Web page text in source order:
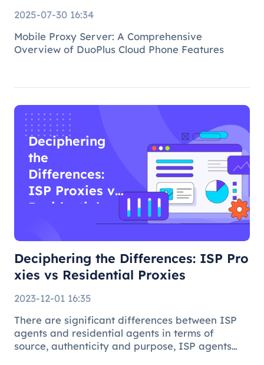
2025-07-30 16:34
Mobile Proxy Server: A Comprehensive
Overview of DuoPlus Cloud Phone Features
Deciphering
the
Differences:
ISP Proxies vs
Residential
Deciphering the Differences: ISP Pro
xies vs Residential Proxies
2023-12-01 16:35
There are significant differences between ISP
agents and residential agents in terms of
source, authenticity and purpose, ISP agents